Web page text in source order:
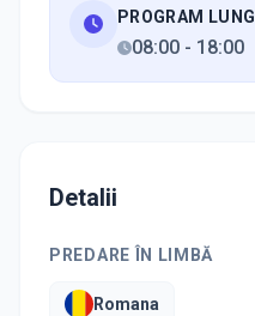
PROGRAM LUNG
08:00 - 18:00
Detalii
PREDARE ÎN LIMBĂ
Romana